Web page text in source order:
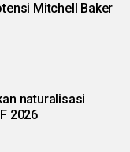
Mitchell Baker
naturalisasi
2026